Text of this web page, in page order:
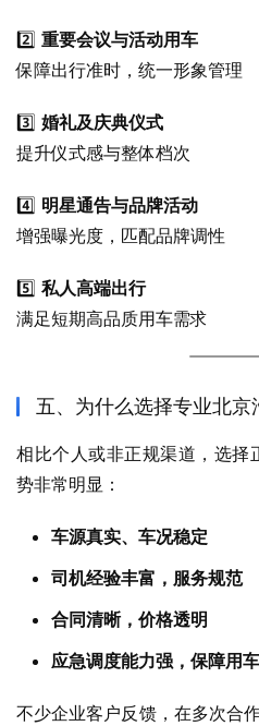
2️⃣ 重要会议与活动用车
保障出行准时，统一形象管理
3️⃣ 婚礼及庆典仪式
提升仪式感与整体档次
4️⃣ 明星通告与品牌活动
增强曝光度，匹配品牌调性
5️⃣ 私人高端出行
满足短期高品质用车需求
五、为什么选择专业北京
相比个人或非正规渠道，选
势非常明显：
车源真实、车况稳定
司机经验丰富，服务规范
合同清晰，价格透明
应急调度能力强，保障用
不少企业客户反馈，在多次合